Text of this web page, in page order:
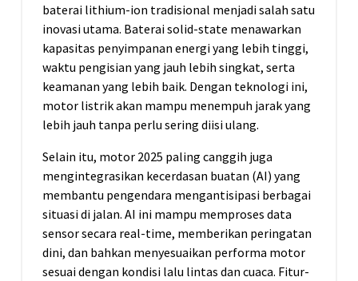
baterai lithium-ion tradisional menjadi salah satu
inovasi utama. Baterai solid-state menawarkan
kapasitas penyimpanan energi yang lebih tinggi,
waktu pengisian yang jauh lebih singkat, serta
keamanan yang lebih baik. Dengan teknologi ini,
motor listrik akan mampu menempuh jarak yang
lebih jauh tanpa perlu sering diisi ulang.
Selain itu, motor 2025 paling canggih juga
mengintegrasikan kecerdasan buatan (AI) yang
membantu pengendara mengantisipasi berbagai
situasi di jalan. AI ini mampu memproses data
sensor secara real-time, memberikan peringatan
dini, dan bahkan menyesuaikan performa motor
sesuai dengan kondisi lalu lintas dan cuaca. Fitur-